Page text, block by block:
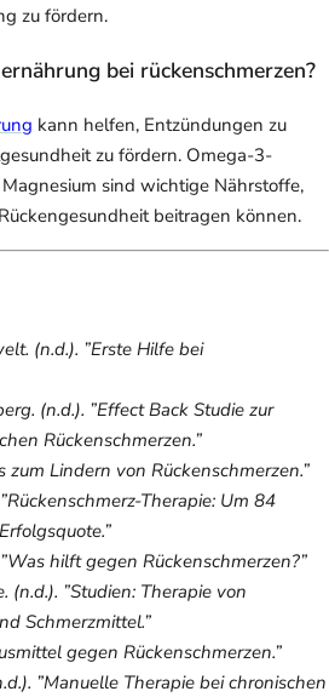
zu fördern.
bei rückenschmerzen?
kann helfen, Entzündungen zu
zu fördern. Omega-3-
sind wichtige Nährstoffe,
beitragen können.
(n.d.). ”Erste Hilfe bei
(n.d.). ”Effect Back Studie zur
Rückenschmerzen.”
zum Lindern von Rückenschmerzen.”
Therapie: Um 84
hilft gegen Rückenschmerzen?”
(n.d.). ”Studien: Therapie von
Schmerzmittel.”
gegen Rückenschmerzen.”
”Manuelle Therapie bei chronischen